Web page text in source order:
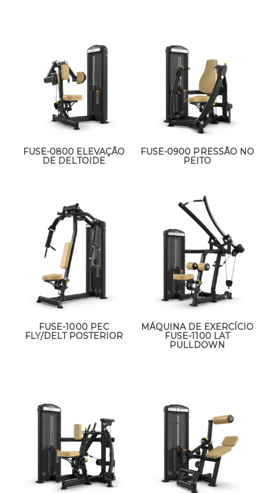
FUSE-0800 ELEVAÇÃO
DE DELTOIDE
FUSE-0900 PRESSÃO NO
PEITO
FUSE-1000 PEC
FLY/DELT POSTERIOR
MÁQUINA DE EXERCÍCIO
FUSE-1100 LAT
PULLDOWN